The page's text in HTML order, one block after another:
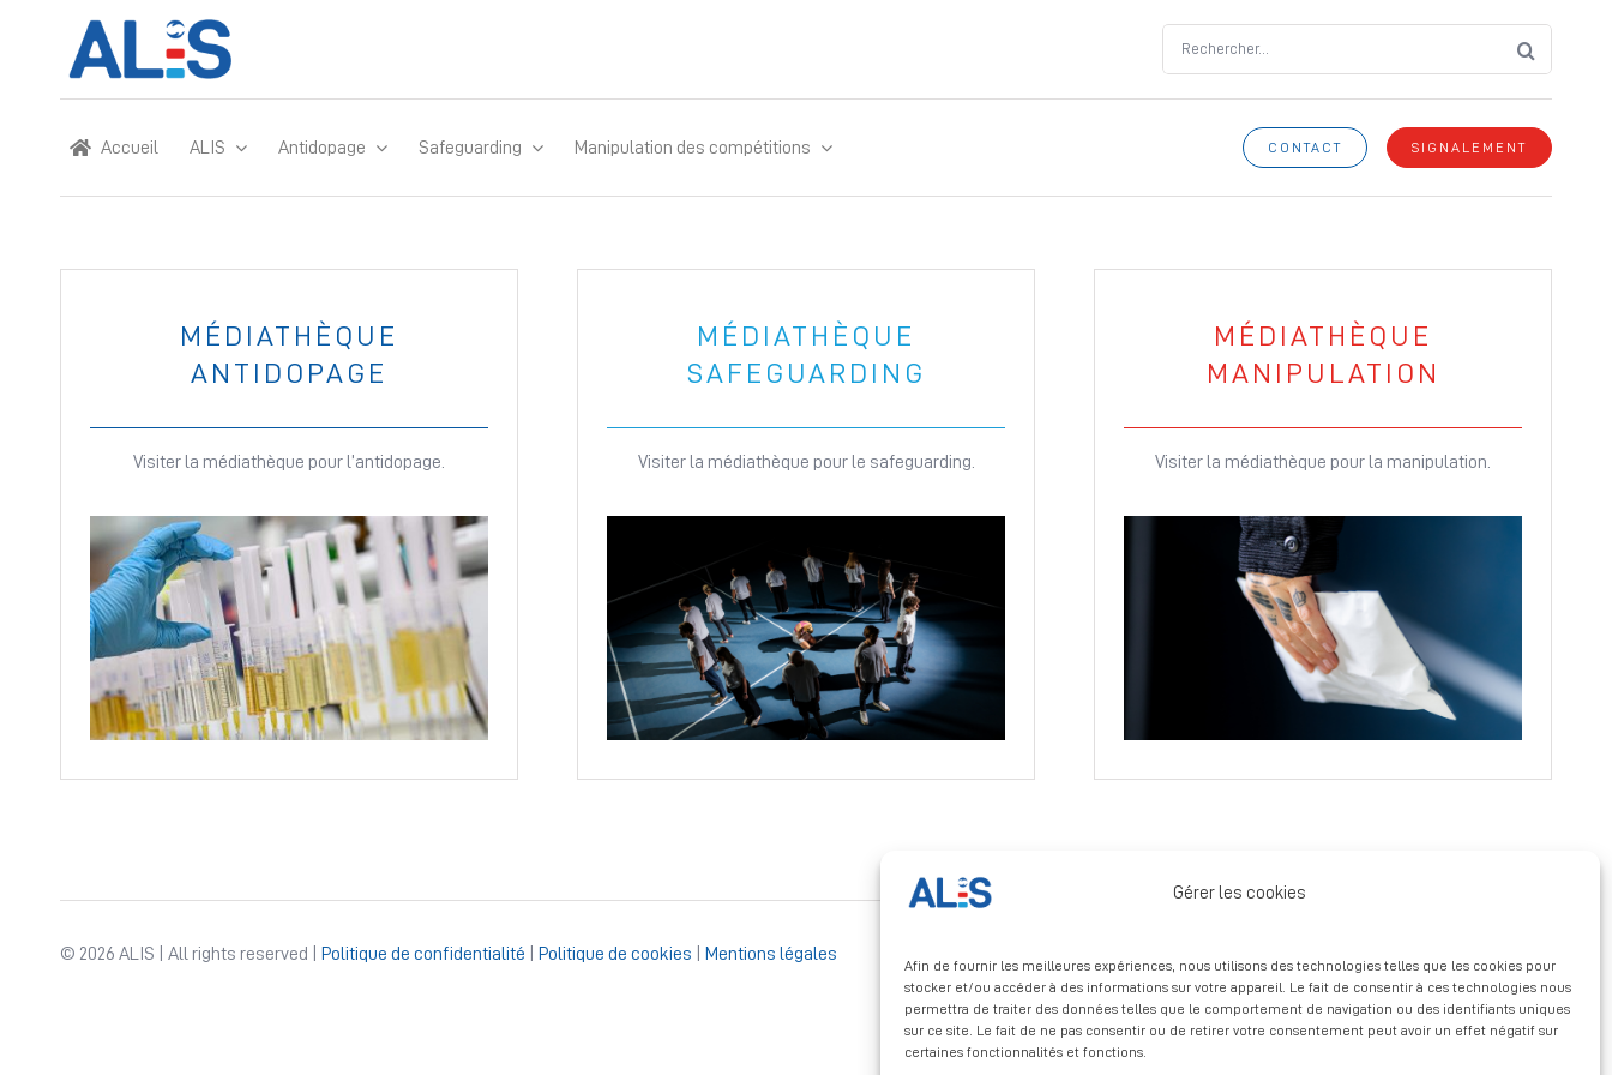
Gérer les cookies
Afin de fournir les meilleures expériences, nous utilisons des technologies telles que les cookies pour
stocker et/ou accéder à des informations sur votre appareil. Le fait de consentir à ces technologies nous
permettra de traiter des données telles que le comportement de navigation ou des identifiants uniques
sur ce site. Le fait de ne pas consentir ou de retirer votre consentement peut avoir un effet négatif sur
certaines fonctionnalités et fonctions.
for:
Accueil ALIS Antidopage Safeguarding Manipulation des compétitions CONTACT SIGNALEMENT
MÉDIATHÈQUE
ANTIDOPAGE
Visiter la médiathèque pour l’antidopage.
MÉDIATHÈQUE
SAFEGUARDING
Visiter la médiathèque pour le safeguarding.
MÉDIATHÈQUE
MANIPULATION
Visiter la médiathèque pour la manipulation.
© 2026 ALIS | All rights reserved | Politique de confidentialité Politique de cookies Mentions légales